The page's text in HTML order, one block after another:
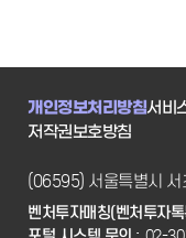
개인정보처리방침서비
저작권보호방침
(06595) 서울특별시
벤처투자매칭(벤처투자